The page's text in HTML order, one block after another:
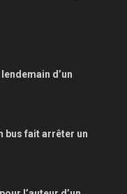
d’un
bus fait arrêter un